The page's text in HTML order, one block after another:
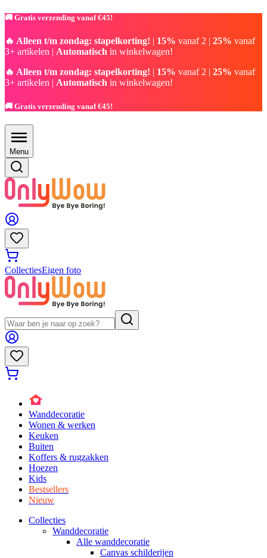
🚚 Gratis verzending vanaf €45!
🔥 Alleen t/m zondag: stapelkorting! | 15% vanaf 2 | 25% vanaf
3+ artikelen | Automatisch in winkelwagen!
🔥 Alleen t/m zondag: stapelkorting! | 15% vanaf 2 | 25% vanaf
3+ artikelen | Automatisch in winkelwagen!
🚚 Gratis verzending vanaf €45!
Menu
CollectiesEigen foto
Wanddecoratie
Wonen & werken
Keuken
Buiten
Koffers & rugzakken
Hoezen
Kids
Bestsellers
Nieuw
Collecties
Wanddecoratie
Alle wanddecoratie
Canvas schilderijen